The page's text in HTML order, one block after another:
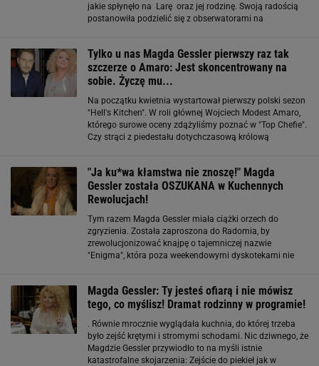
jakie spłynęło na Larę oraz jej rodzinę. Swoją radością
postanowiła podzielić się z obserwatorami na
Tylko u nas Magda Gessler pierwszy raz tak
szczerze o Amaro: Jest skoncentrowany na
sobie. Życzę mu...
Na początku kwietnia wystartował pierwszy polski sezon
"Hell's Kitchen". W roli głównej Wojciech Modest Amaro,
którego surowe oceny zdążyliśmy poznać w "Top Chefie".
Czy strąci z piedestału dotychczasową królową
"Ja ku*wa kłamstwa nie znoszę!" Magda
Gessler została OSZUKANA w Kuchennych
Rewolucjach!
Tym razem Magda Gessler miała ciążki orzech do
zgryzienia. Została zaproszona do Radomia, by
zrewolucjonizować knajpę o tajemniczej nazwie
"Enigma", która poza weekendowymi dyskotekami nie
Magda Gessler: Ty jesteś ofiarą i nie mówisz
tego, co myślisz! Dramat rodzinny w programie!
. Równie mrocznie wyglądała kuchnia, do której trzeba
było zejść krętymi i stromymi schodami. Nic dziwnego, że
Magdzie Gessler przywiodło to na myśli istnie
katastrofalne skojarzenia: Zejście do piekieł jak w